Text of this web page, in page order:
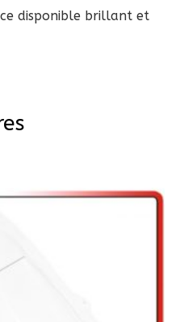
disponible brillant et